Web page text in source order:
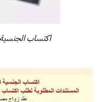
اكتساب الجنسية